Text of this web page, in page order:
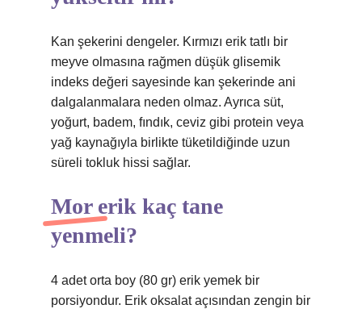
Kan şekerini dengeler. Kırmızı erik tatlı bir
meyve olmasına rağmen düşük glisemik
indeks değeri sayesinde kan şekerinde ani
dalgalanmalara neden olmaz. Ayrıca süt,
yoğurt, badem, fındık, ceviz gibi protein veya
yağ kaynağıyla birlikte tüketildiğinde uzun
süreli tokluk hissi sağlar.
Mor erik kaç tane
yenmeli?
4 adet orta boy (80 gr) erik yemek bir
porsiyondur. Erik oksalat açısından zengin bir